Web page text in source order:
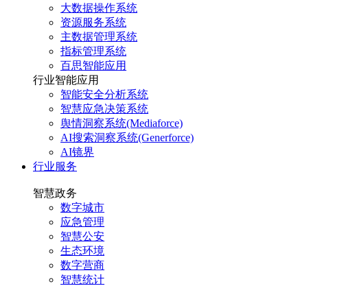
大数据操作系统
资源服务系统
主数据管理系统
指标管理系统
百思智能应用
行业智能应用
智能安全分析系统
智慧应急决策系统
舆情洞察系统(Mediaforce)
AI搜索洞察系统(Generforce)
AI镜界
行业服务
智慧政务
数字城市
应急管理
智慧公安
生态环境
数字营商
智慧统计